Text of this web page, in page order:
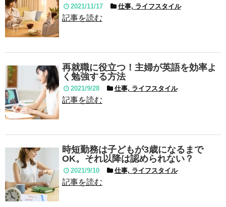
2021/11/17 仕事, ライフスタイル
記事を読む
再就職に役立つ！主婦が英語を効率よ
く勉強する方法
2021/9/28 仕事, ライフスタイル
記事を読む
時短勤務は子どもが3歳になるまで
OK。それ以降は認められない？
2021/9/10 仕事, ライフスタイル
記事を読む